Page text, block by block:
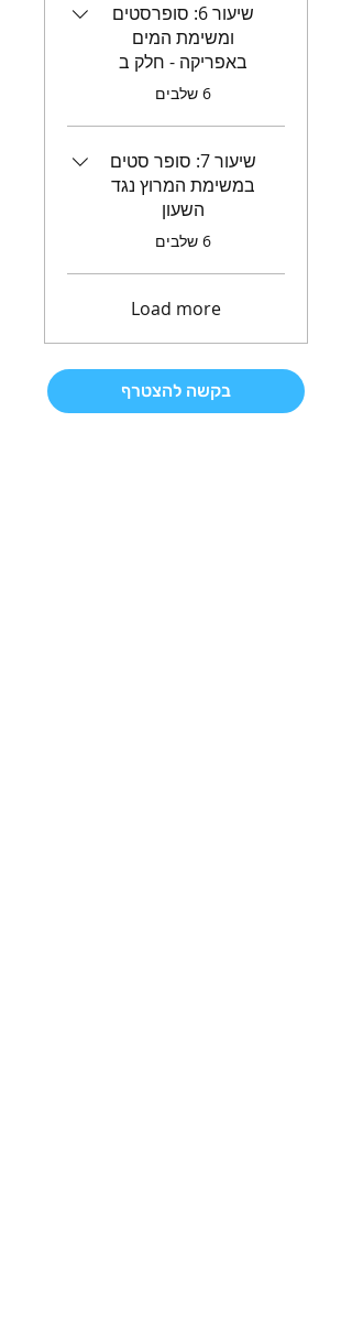
שיעור 6: סופרסטים
ומשימת המים
באפריקה - חלק ב
.
6 שלבים
שיעור 7: סופר סטים
במשימת המרוץ נגד
השעון
.
6 שלבים
Load more
בקשה להצטרף